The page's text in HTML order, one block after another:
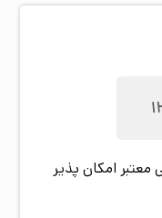
امکان پذیر